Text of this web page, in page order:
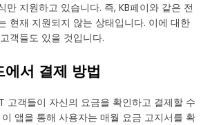
만 지원하고 있습니다. 즉, KB페이와 같은 전
현재 지원되지 않는 상태입니다. 이에 대한
객들도 있을 것입니다.
서 결제 방법
고객들이 자신의 요금을 확인하고 결제할 수
앱을 통해 사용자는 매월 요금 고지서를 확